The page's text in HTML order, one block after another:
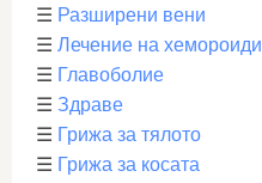
☰ Разширени вени
☰ Лечение на хемороиди
☰ Главоболие
☰ Здраве
☰ Грижа за тялото
☰ Грижа за косата